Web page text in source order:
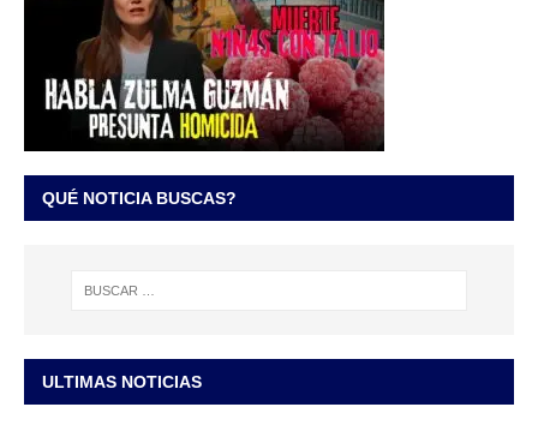
QUÉ NOTICIA BUSCAS?
ULTIMAS NOTICIAS